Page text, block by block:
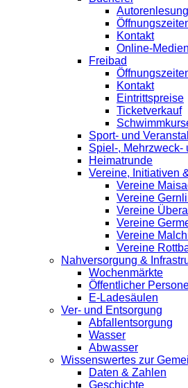
Kontakt
Online-
Freibad
Kontakt
Eintrittspreise
Ticketverkauf
Sport- und
Spiel-, Mehrzweck-
Heimatrunde
Vereine, Initiativen
Vereine
Vereine
Vereine
Vereine
Vereine
Vereine
Nahversorgung &
Wochenmärkte
Öffentlicher
E-Ladesäulen
Ver- und Entsorgung
Abfallentsorgung
Wasser
Abwasser
Wissenswertes zur
Daten & Zahlen
Geschichte